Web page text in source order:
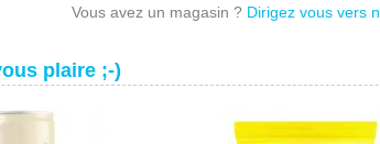
Vous avez un magasin ? Dirigez vous vers
plaire ;-)